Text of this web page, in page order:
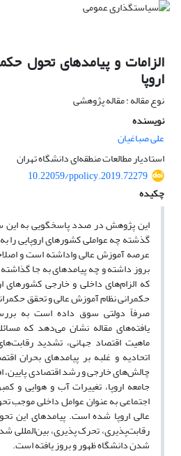
الزامات و پیامدهای تحول
اروپا
نوع مقاله : مقاله پژوهشی
نویسنده
علی صباغیان
استادیار مطالعات منطقه‌ای دانشگاه تهران
10.22059/ppolicy.2019.72279
چکیده
این پژوهش در صدد پاسخگویی به
گذشته چه عواملی کشورهای اروپایی را
عرصه آموزش عالی واداشته است و
بروز داشته و چه پیامدهای به جا
که الزام‌های داخلی و خارجی
حکمرانی نظام آموزش عالی و تحقق
صرفاً دولتی سوق داده است به
یافته‌های مقاله نشان می‌دهد که
ماهیت اقتصاد جهانی، تشدید
اتحادیه و غلبه بر پیامدهای بحران
چالش‌های خارجی و رشد اقتصادی پایین،
جامعه اروپا، تغییرات آب و هوایی و
اجتماعی به عنوان عوامل داخلی موجب
عالی اروپا شده است. پیامدهای این
رقابت‌پذیری، تحرک پذیری،
شدن دانشگاه ظهور و بروز یافته است.